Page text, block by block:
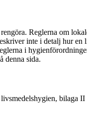
Reglerna om
inte i detalj hur en
i
denna sida.
bilaga